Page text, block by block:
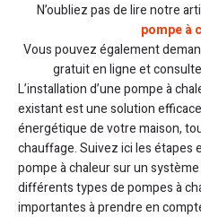
N’oubliez pas de lire notre
pompe à
Vous pouvez également
gratuit en ligne et
L’installation d’une pompe à
existant est une solution
énergétique de votre maison,
chauffage. Suivez ici les étapes
pompe à chaleur sur un
différents types de pompes à
importantes à prendre en